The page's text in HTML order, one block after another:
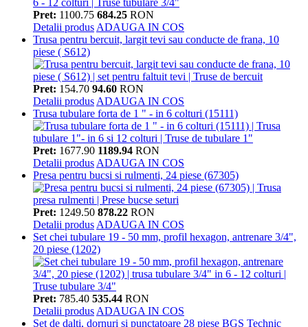
Pret: 1100.75 684.25 RON
Detalii produs ADAUGA IN COS
Trusa pentru bercuit, largit tevi sau conducte de frana, 10
piese ( S612)
Pret: 154.70 94.60 RON
Detalii produs ADAUGA IN COS
Trusa tubulare forta de 1 " - in 6 colturi (15111)
Pret: 1677.90 1189.94 RON
Detalii produs ADAUGA IN COS
Presa pentru bucsi si rulmenti, 24 piese (67305)
Pret: 1249.50 878.22 RON
Detalii produs ADAUGA IN COS
Set chei tubulare 19 - 50 mm, profil hexagon, antrenare 3/4",
20 piese (1202)
Pret: 785.40 535.44 RON
Detalii produs ADAUGA IN COS
Set de dalti, dornuri si punctatoare 28 piese BGS Technic